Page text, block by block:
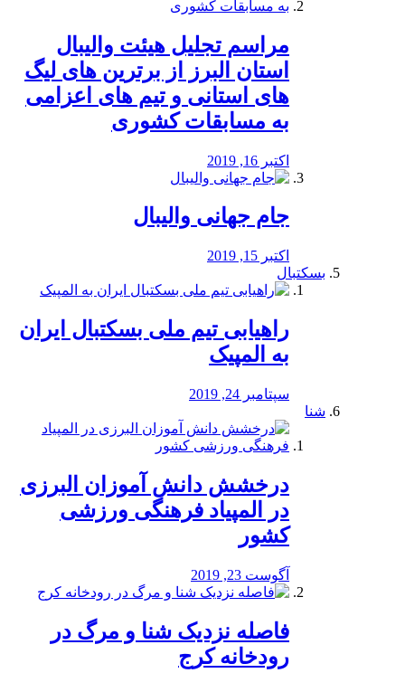
مراسم تجلیل هیئت والیبال
استان البرز از برترین های لیگ
های استانی و تیم های اعزامی
به مسابقات کشوری
اکتبر 16, 2019
جام جهانی والیبال
اکتبر 15, 2019
بسکتبال
راهیابی تیم ملی بسکتبال ایران
به المپیک
سپتامبر 24, 2019
شنا
درخشش دانش آموزان البرزی
در المپیاد فرهنگی ورزشی
کشور
آگوست 23, 2019
️فاصله نزدیک شنا و مرگ در
رودخانه کرج